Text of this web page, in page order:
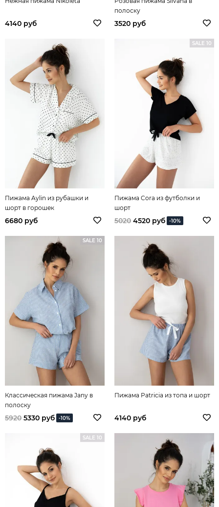
4140 руб
полоску
3520 руб
Пижама Aylin из рубашки и
шорт в горошек
6680 руб
SALE 10
Пижама Cora из футболки и
шорт
5020 4520 руб -10%
SALE 10
Классическая пижама Jany в
полоску
5920 5330 руб -10%
Пижама Patricia из топа и шорт
4140 руб
SALE 10